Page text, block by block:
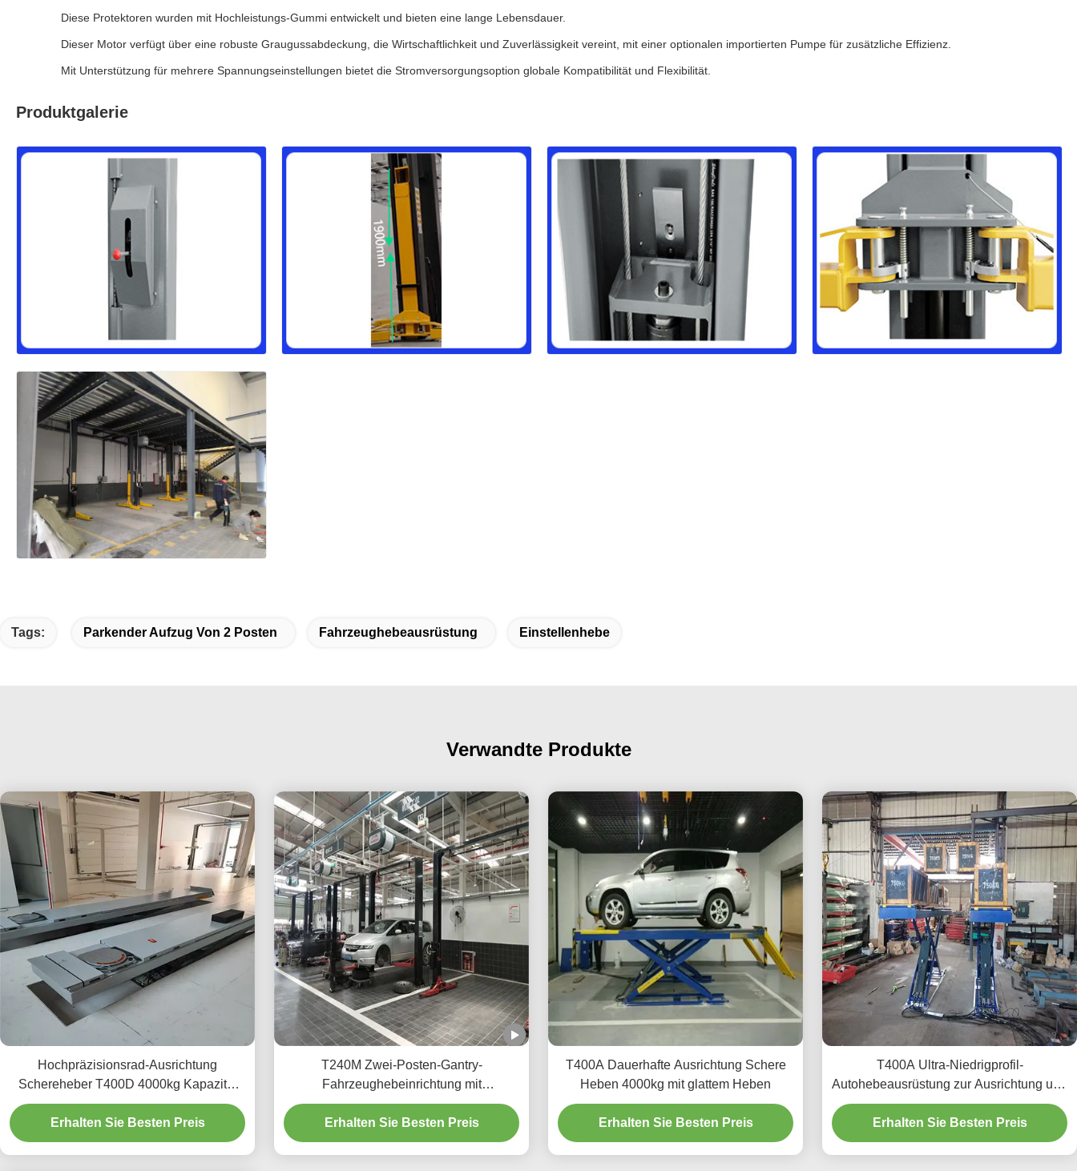
Diese Protektoren wurden mit Hochleistungs-Gummi entwickelt und bieten eine lange Lebensdauer.
Dieser Motor verfügt über eine robuste Graugussabdeckung, die Wirtschaftlichkeit und Zuverlässigkeit vereint, mit einer optionalen importierten Pumpe für zusätzliche Effizienz.
Mit Unterstützung für mehrere Spannungseinstellungen bietet die Stromversorgungsoption globale Kompatibilität und Flexibilität.
Produktgalerie
Tags: Parkender Aufzug Von 2 Posten Fahrzeughebeausrüstung Einstellenhebe
Verwandte Produkte
Hochpräzisionsrad-Ausrichtung
Schereheber T400D 4000kg Kapazität
für Werkstätten
Erhalten Sie Besten Preis
T240M Zwei-Posten-Gantry-
Fahrzeughebeinrichtung mit
fortgeschrittener Hebetechnik
Erhalten Sie Besten Preis
T400A Dauerhafte Ausrichtung Schere
Heben 4000kg mit glattem Heben
Erhalten Sie Besten Preis
T400A Ultra-Niedrigprofil-
Autohebeausrüstung zur Ausrichtung und
Wartung
Erhalten Sie Besten Preis